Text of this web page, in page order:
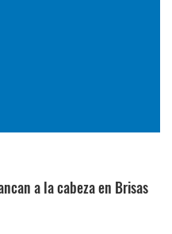
a la cabeza en Brisas